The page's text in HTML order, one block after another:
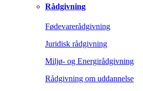
Rådgivning
Fødevarerådgivning
Juridisk rådgivning
Miljø- og Energirådgivning
Rådgivning om uddannelse